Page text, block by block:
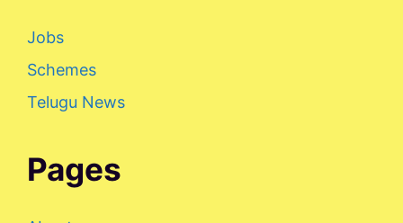
Jobs
Schemes
Telugu News
Pages